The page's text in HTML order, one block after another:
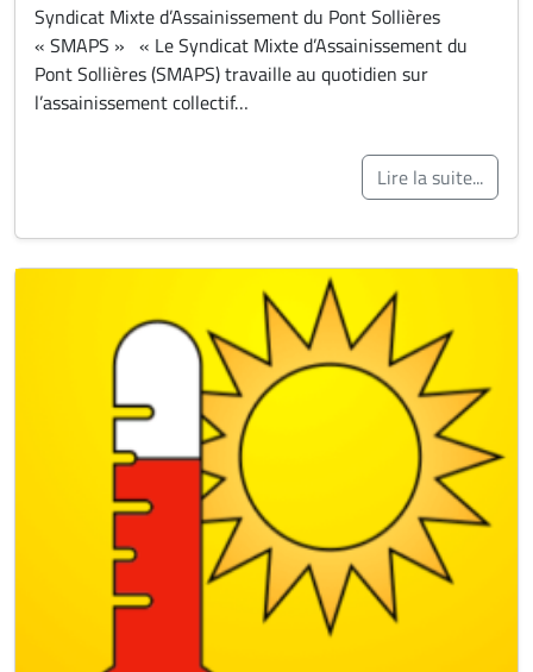
Syndicat Mixte d’Assainissement du Pont Sollières
« SMAPS » « Le Syndicat Mixte d’Assainissement du
Pont Sollières (SMAPS) travaille au quotidien sur
l’assainissement collectif…
Lire la suite...